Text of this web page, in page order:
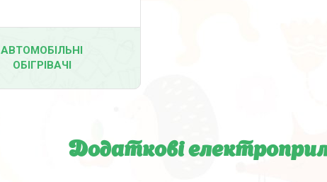
АВТОМОБІЛЬНІ
ОБІГРІВАЧІ
Додаткові